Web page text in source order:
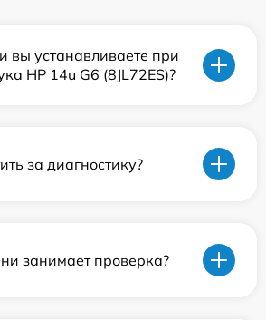
вы устанавливаете при
HP 14u G6 (8JL72ES)?
за диагностику?
занимает проверка?